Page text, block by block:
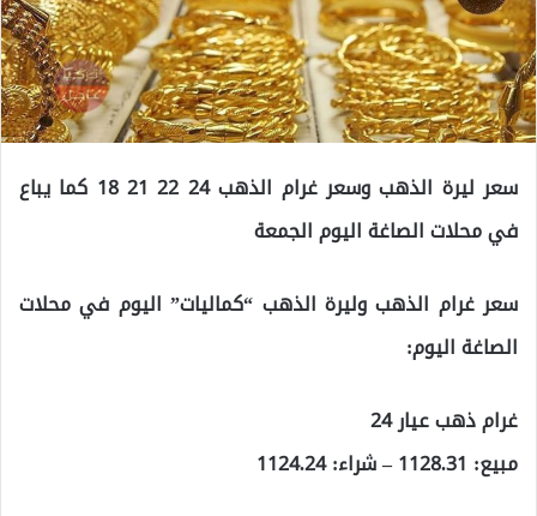
سعر ليرة الذهب وسعر غرام الذهب 24 22 21 18 كما يباع
في محلات الصاغة اليوم الجمعة
سعر غرام الذهب وليرة الذهب “كماليات” اليوم في محلات
الصاغة اليوم:
غرام ذهب عيار 24
مبيع: 1128.31 – شراء: 1124.24